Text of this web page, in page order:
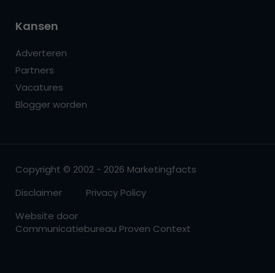
Kansen
Adverteren
Partners
Vacatures
Blogger worden
Copyright © 2002 - 2026 Marketingfacts
Disclaimer
Privacy Policy
Website door
Communicatiebureau Proven Context